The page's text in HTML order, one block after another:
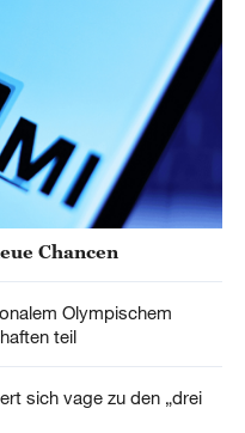
Chancen
Olympischem
teil
sich vage zu den „drei